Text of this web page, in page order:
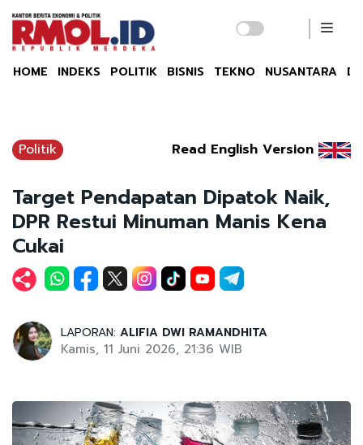
HOME INDEKS POLITIK BISNIS TEKNO NUSANTARA
Politik Read English Version
Target Pendapatan Dipatok Naik,
DPR Restui Minuman Manis Kena
Cukai
LAPORAN: ALIFIA DWI RAMANDHITA
Kamis, 11 Juni 2026, 21:36 WIB